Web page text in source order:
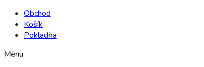
Obchod
Košík
Pokladňa
Menu